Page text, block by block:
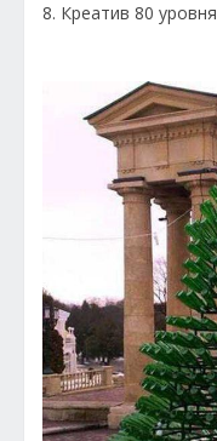
8. Креатив 80 уровня